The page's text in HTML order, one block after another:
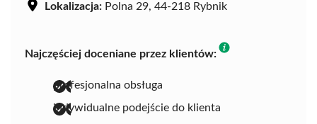
Lokalizacja: Polna 29, 44-218 Rybnik
Najczęściej doceniane przez klientów:
profesjonalna obsługa
indywidualne podejście do klienta